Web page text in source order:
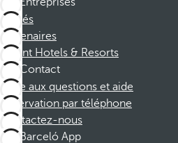
Affiliés
Partenaires
Dorint Hotels & Resorts
Contact
Foire aux questions et aide
Réservation par téléphone
Contactez-nous
Barceló App